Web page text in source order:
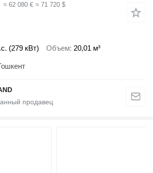
≈ 62 080 € ≈ 71 720 $
(279 кВт) Объем 20,01 м³